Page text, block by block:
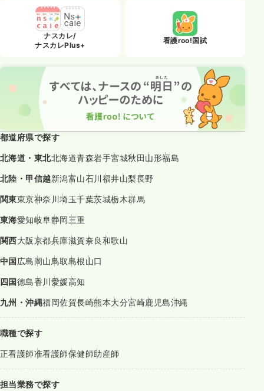
ナスカレ/
ナスカレPlus+
看護roo!国試
都道府県で探す
北海道・東北北海道青森岩手宮城秋田山形福島
北陸・甲信越新潟富山石川福井山梨長野
関東東京神奈川埼玉千葉茨城栃木群馬
東海愛知岐阜静岡三重
関西大阪京都兵庫滋賀奈良和歌山
中国広島岡山鳥取島根山口
四国徳島香川愛媛高知
九州・沖縄福岡佐賀長崎熊本大分宮崎鹿児島沖縄
職種で探す
正看護師准看護師保健師助産師
担当業務で探す